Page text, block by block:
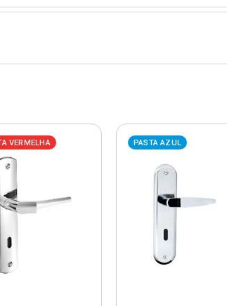
VERMELHA PASTA AZUL